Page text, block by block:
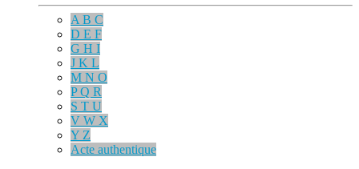
A B C
D E F
G H I
J K L
M N O
P Q R
S T U
V W X
Y Z
Acte authentique